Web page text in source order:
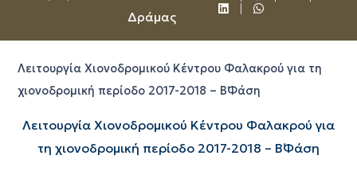
Δράμας
Λειτουργία Χιονοδρομικού Κέντρου Φαλακρού για τη
χιονοδρομική περίοδο 2017-2018 – Β΄Φάση
Λειτουργία Χιονοδρομικού Κέντρου Φαλακρού για
τη χιονοδρομική περίοδο 2017-2018 – Β΄Φάση